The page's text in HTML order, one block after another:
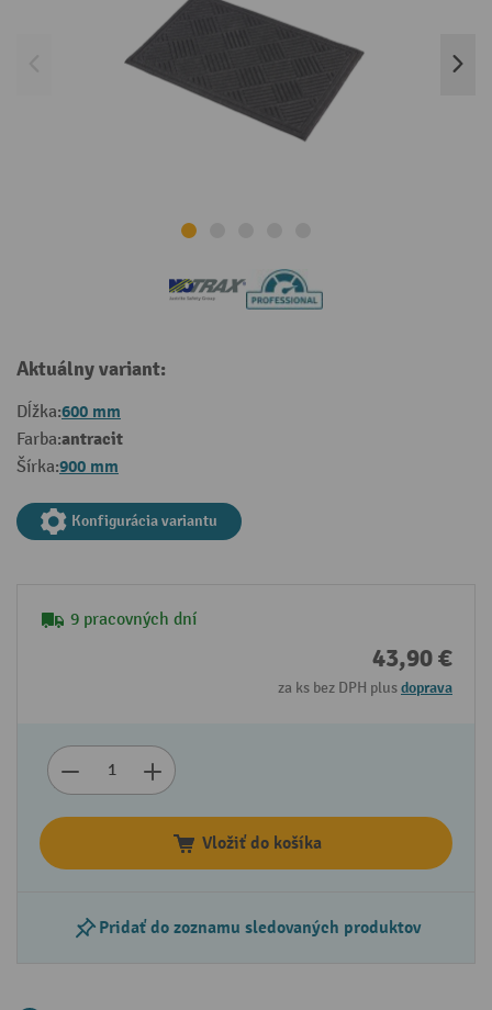
Aktuálny variant:
Dĺžka:600 mm
Farba:antracit
Šírka:900 mm
Konfigurácia variantu
9 pracovných dní
43,90 €
za ks bez DPH plusdoprava
Vložiť do košíka
Pridať do zoznamu sledovaných produktov